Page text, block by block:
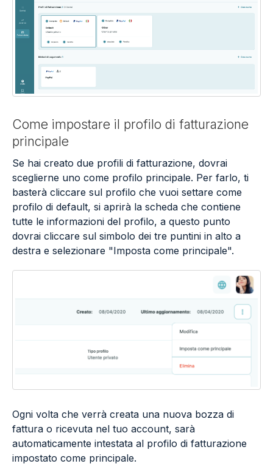
Come impostare il profilo di fatturazione
principale
Se hai creato due profili di fatturazione, dovrai
sceglierne uno come profilo principale. Per farlo, ti
basterà cliccare sul profilo che vuoi settare come
profilo di default, si aprirà la scheda che contiene
tutte le informazioni del profilo, a questo punto
dovrai cliccare sul simbolo dei tre puntini in alto a
destra e selezionare "Imposta come principale".
Ogni volta che verrà creata una nuova bozza di
fattura o ricevuta nel tuo account, sarà
automaticamente intestata al profilo di fatturazione
impostato come principale.